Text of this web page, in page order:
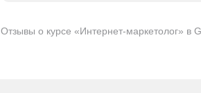
Отзывы о курсе «Интернет-маркетолог» в